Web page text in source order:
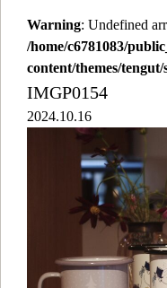
Warning: Undefined
/home/c6781083/
content/themes/
IMGP0154
2024.10.16